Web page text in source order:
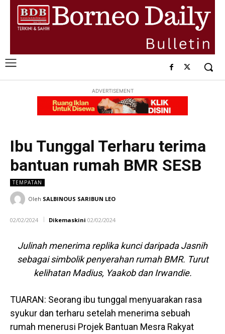
ADVERTISEMENT
Ibu Tunggal Terharu terima
bantuan rumah BMR SESB
TEMPATAN
Oleh SALBINOUS SARIBUN LEO
02/02/2024 Dikemaskini 02/02/2024
Julinah menerima replika kunci daripada Jasnih
sebagai simbolik penyerahan rumah BMR. Turut
kelihatan Madius, Yaakob dan Irwandie.
TUARAN: Seorang ibu tunggal menyuarakan rasa
syukur dan terharu setelah menerima sebuah
rumah menerusi Projek Bantuan Mesra Rakyat